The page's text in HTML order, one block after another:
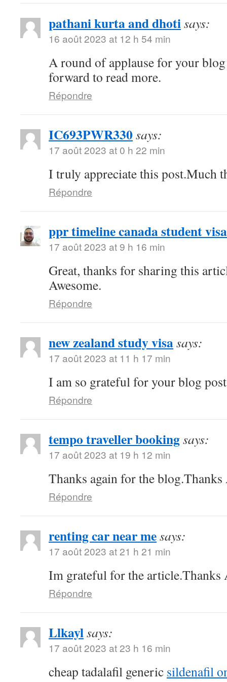
pathani kurta and dhotisays:
16 août 2023 at 12 h 54 min
A round of applause for your
forward to read more.
Répondre
IC693PWR330says:
17 août 2023 at 0 h 22 min
I truly appreciate this post.Much
Répondre
ppr timeline canada student visa
17 août 2023 at 9 h 16 min
Great, thanks for sharing this
Awesome.
Répondre
new zealand study visasays:
17 août 2023 at 11 h 17 min
I am so grateful for your blog
Répondre
tempo traveller bookingsays:
17 août 2023 at 19 h 12 min
Thanks again for the
Répondre
renting car near mesays:
17 août 2023 at 21 h 21 min
Im grateful for the article.Thanks
Répondre
Llkaylsays:
17 août 2023 at 23 h 16 min
cheap tadalafil generic sildenafil